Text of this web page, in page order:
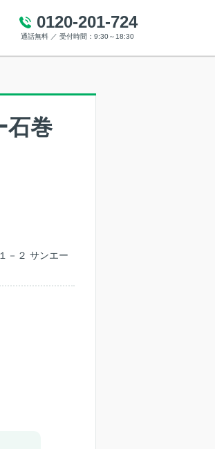
0120-201-724
通話無料 ／ 受付時間：9:30～18:30
石巻
－２ サンエー